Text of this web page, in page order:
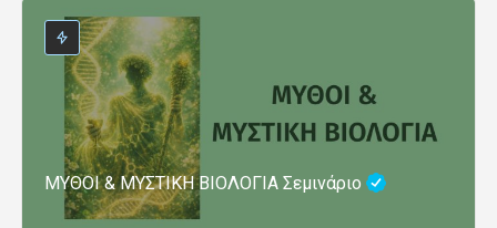
ΜΥΘΟΙ & ΜΥΣΤΙΚΗ ΒΙΟΛΟΓΙΑ Σεμινάριο